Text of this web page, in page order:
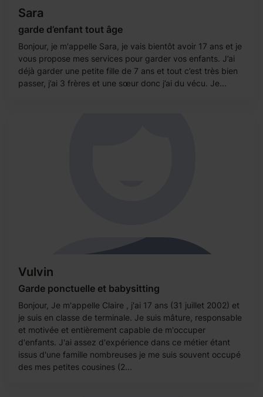
Sara
garde d’enfant tout âge
Bonjour, je m'appelle Sara, je vais bientôt avoir 17 ans et je
vous propose mes services pour garder vos enfants. J’ai
déjà garder une petite fille de 7 ans et tout c’est très bien
passer, j’ai 3 frères et une sœur donc j’ai du vécu. Je...
Vulvin
Garde ponctuelle et babysitting
Bonjour, Je m'appelle Claire , j'ai 17 ans (31 juillet 2002) et
je suis en classe de terminale. Je suis mâture, responsable
et motivée et entièrement capable de m'occuper
d'enfants. J'ai assez d'expérience dans ce métier étant
issus d'une famille nombreuses je me suis souvent occupé
des mes petites cousines (2...